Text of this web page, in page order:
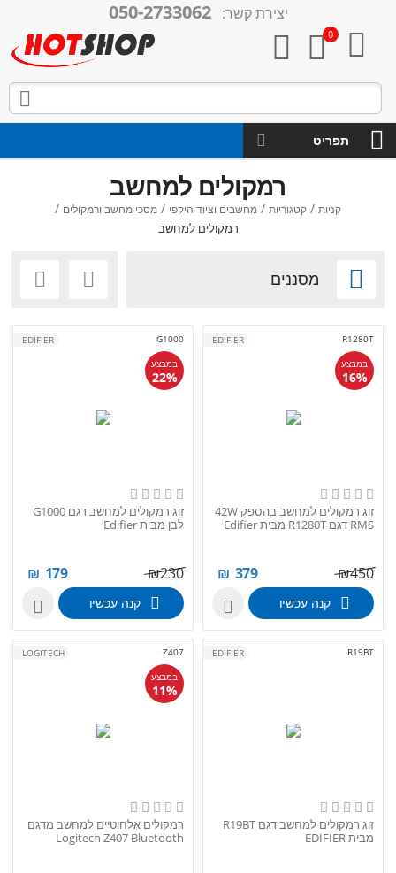
יצירת קשר: 050-2733062

0



תפריט
רמקולים למחשב
קניות / קטגוריות / מחשבים וציוד היקפי / מסכי מחשב ורמקולים /
רמקולים למחשב
 מסננים 

R1280T
במבצע
16%
EDIFIER
זוג רמקולים למחשב בהספק 42W
RMS דגם R1280T מבית Edifier
450
₪
379
₪
קנה עכשיו 
G1000
במבצע
22%
EDIFIER
זוג רמקולים למחשב דגם G1000
לבן מבית Edifier
230
₪
179
₪
קנה עכשיו 
R19BT
EDIFIER
זוג רמקולים למחשב דגם R19BT
מבית EDIFIER
Z407
במבצע
11%
LOGITECH
רמקולים אלחוטיים למחשב מדגם
Logitech Z407 Bluetooth